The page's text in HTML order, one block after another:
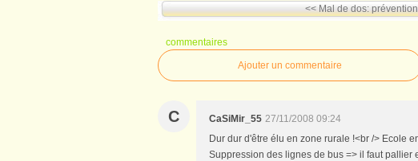
<< Mal de dos: prévention
commentaires
Ajouter un commentaire
C CaSiMir_55 27/11/2008 09:24
Dur dur d'être élu en zone rurale !<br /> Ecole
Suppression des lignes de bus => il faut pallier